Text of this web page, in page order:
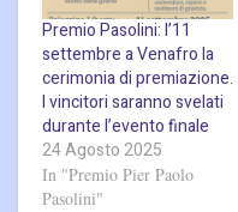
Premio Pasolini: l’11
settembre a Venafro la
cerimonia di premiazione.
I vincitori saranno svelati
durante l’evento finale
24 Agosto 2025
In "Premio Pier Paolo
Pasolini"